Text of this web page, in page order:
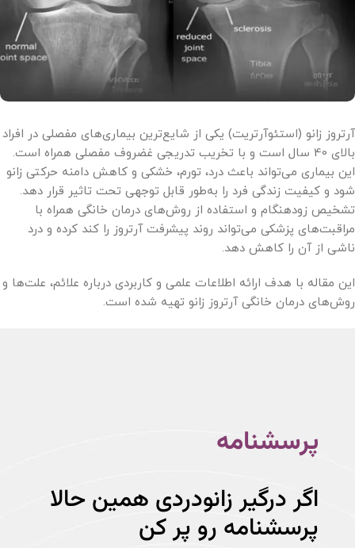
آرتروز زانو (استئوآرتریت) یکی از شایع‌ترین بیماری‌های مفصلی در افراد
بالای 40 سال است و با تخریب تدریجی غضروف مفصلی همراه است.
این بیماری می‌تواند باعث درد، تورم، خشکی و کاهش دامنه حرکتی زانو
شود و کیفیت زندگی فرد را به‌طور قابل توجهی تحت تاثیر قرار دهد.
تشخیص زودهنگام و استفاده از روش‌های درمان خانگی همراه با
مراقبت‌های پزشکی می‌تواند روند پیشرفت آرتروز را کند کرده و درد
ناشی از آن را کاهش دهد.
این مقاله با هدف ارائه اطلاعات علمی و کاربردی درباره علائم، علت‌ها و
روش‌های درمان خانگی آرتروز زانو تهیه شده است.